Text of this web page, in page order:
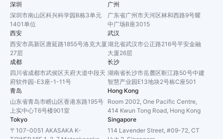
深圳
深圳市南山区科兴科学园B栋3单元
1401单位
广州
广东省广州市天河区林和西路9号耀
中广场B座3015
西安
西安市高新区唐延路1855号洛克大厦
27层
武汉
湖北省武汉市公正路216号平安金融
大厦26层
成都
四川省成都市武侯区天府大道中段天
府软件园-E3座-1-11号
长沙
湖南省长沙市岳麓区靳江路50号中建
智慧产业园E13地块2号栋C座501
青岛
山东省青岛市崂山区香港东路195号
上实中心T6号楼901室
Hong Kong
Room 2002, One Pacific Centre,
414 Kwun Tong Road, Hong Kong
Tokyo
〒107-0051 AKASAKA K-
Singapore
114 Lavender Street, #09-72, CT